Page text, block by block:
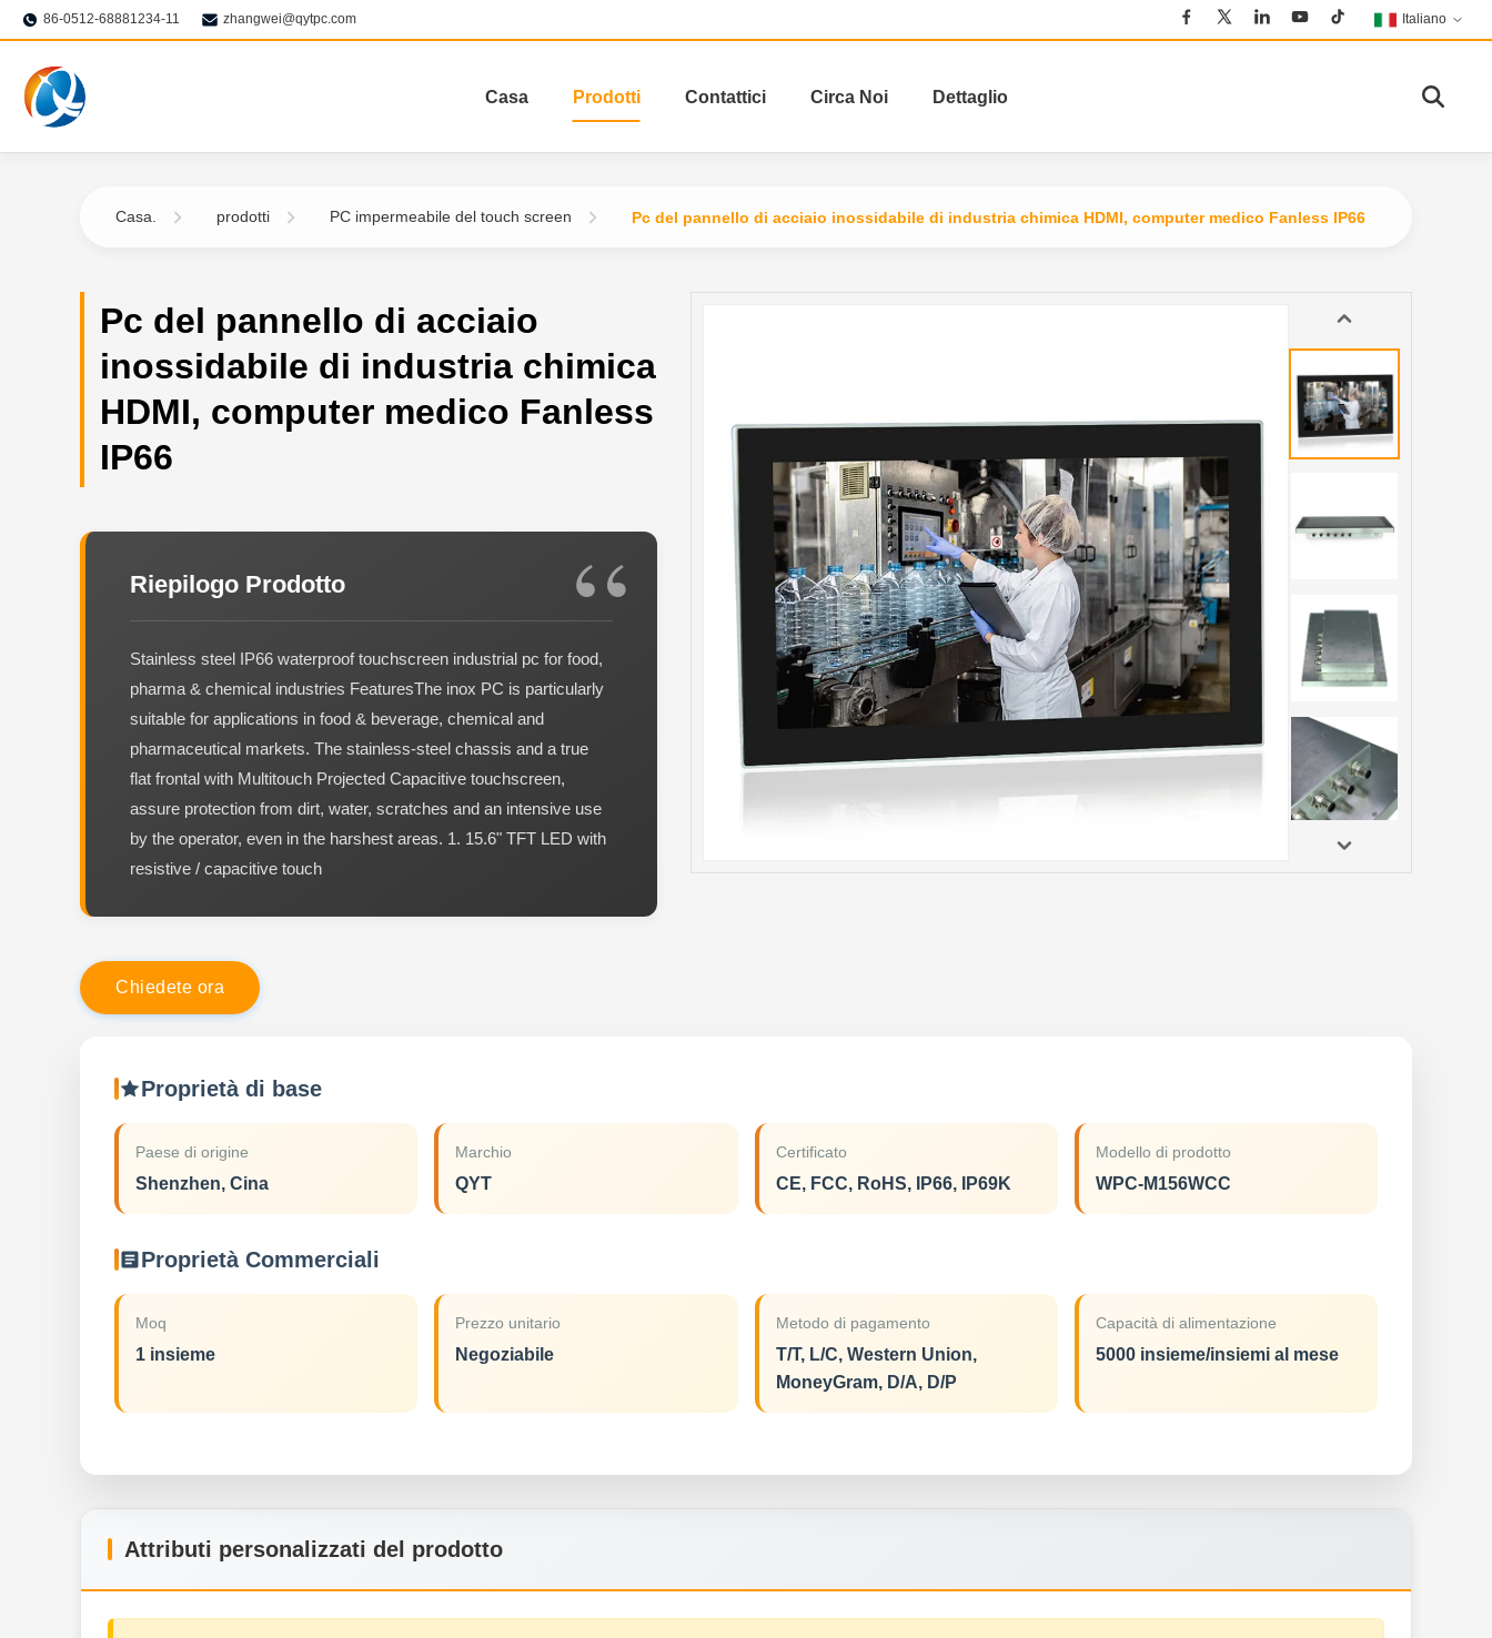
86-0512-68881234-11 zhangwei@qytpc.com Italiano
Casa Prodotti Contattici Circa Noi Dettaglio
Casa. prodotti PC impermeabile del touch screen Pc del pannello di acciaio inossidabile di industria chimica HDMI, computer medico Fanless IP66
Pc del pannello di acciaio
inossidabile di industria chimica
HDMI, computer medico Fanless
IP66
Riepilogo Prodotto
Stainless steel IP66 waterproof touchscreen industrial pc for food,
pharma & chemical industries FeaturesThe inox PC is particularly
suitable for applications in food & beverage, chemical and
pharmaceutical markets. The stainless-steel chassis and a true
flat frontal with Multitouch Projected Capacitive touchscreen,
assure protection from dirt, water, scratches and an intensive use
by the operator, even in the harshest areas. 1. 15.6" TFT LED with
resistive / capacitive touch
C hiedete ora
Proprietà di base
Paese di origine
Shenzhen, Cina
Marchio
QYT
Certificato
CE, FCC, RoHS, IP66, IP69K
Modello di prodotto
WPC-M156WCC
Proprietà Commerciali
Moq
1 insieme
Prezzo unitario
Negoziabile
Metodo di pagamento
T/T, L/C, Western Union,
MoneyGram, D/A, D/P
Capacità di alimentazione
5000 insieme/insiemi al mese
Attributi personalizzati del prodotto